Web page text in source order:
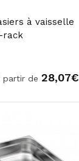
à vaisselle
rack
partir de 28,07€